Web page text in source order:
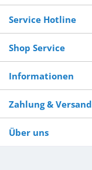
Service Hotline
Shop Service
Informationen
Zahlung & Versand
Über uns